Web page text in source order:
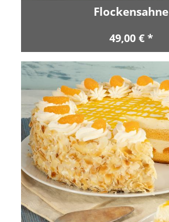
Flockensahne
49,00 € *